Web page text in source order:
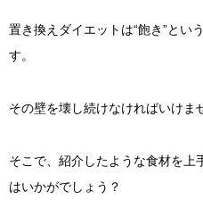
置き換えダイエットは“飽き”とい
す。
その壁を壊し続けなければいけま
そこで、紹介したような食材を上
はいかがでしょう？